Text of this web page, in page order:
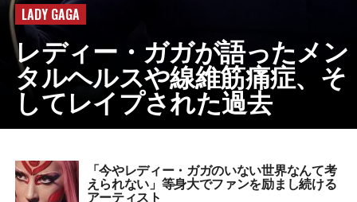
LADY GAGA
レディー・ガガが語ったメン
タルヘルスや線維筋痛症、そ
してレイプされた過去
「今やレディー・ガガのいない世界なんて考
えられない」等身大でファンを励まし続ける
アーティスト